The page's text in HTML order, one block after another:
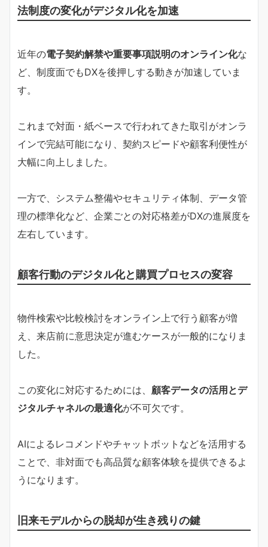
法制度の変化がデジタル化を加速
近年の電子契約解禁や重要事項説明のオンライン化な
ど、制度面でもDXを後押しする動きが加速していま
す。
これまで対面・紙ベースで行われてきた取引がオンラ
インで完結可能になり、契約スピードや顧客利便性が
大幅に向上しました。
一方で、システム整備やセキュリティ体制、データ管
理の標準化など、企業ごとの対応格差がDXの進展度を
左右しています。
顧客行動のデジタル化と購買プロセスの変容
物件検索や比較検討をオンライン上で行う顧客が増
え、来店前に意思決定が進むケースが一般的になりま
した。
この変化に対応するためには、 顧客データの活用とデ
ジタルチャネルの最適化が不可欠です。
AIによるレコメンドやチャットボットなどを活用する
ことで、非対面でも高品質な顧客体験を提供できるよ
うになります。
旧来モデルからの脱却が生き残りの鍵